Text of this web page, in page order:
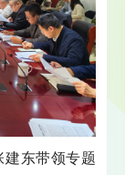
建东带领专题